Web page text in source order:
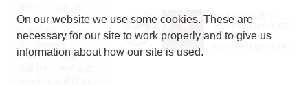
ドコモグループの新
規事業創出プログラ
ム「docomo
STARTUP」を通じて
JASRAC許諾番号：
9024936001Y45037
JASRAC許諾番号：
On our website we use some cookies. These are
necessary for our site to work properly and to give us
information about how our site is used.